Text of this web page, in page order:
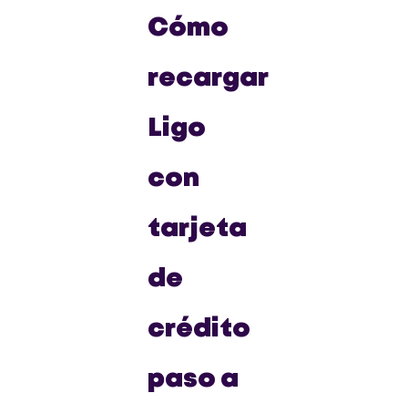
Cómo
recargar
Ligo
con
tarjeta
de
crédito
paso a